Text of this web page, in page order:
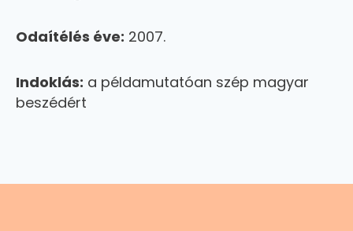
Odaítélés éve: 2007.
Indoklás: a példamutatóan szép magyar
beszédért